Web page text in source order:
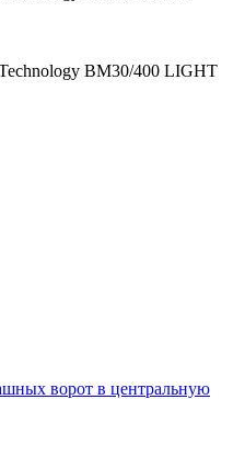
ворот в центральную